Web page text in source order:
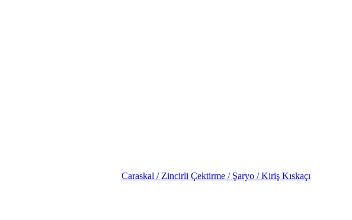
Caraskal / Zincirli Çektirme / Şaryo / Kiriş Kıskaçı